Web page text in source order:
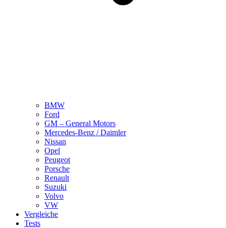
BMW
Ford
GM – General Motors
Mercedes-Benz / Daimler
Nissan
Opel
Peugeot
Porsche
Renault
Suzuki
Volvo
VW
Vergleiche
Tests